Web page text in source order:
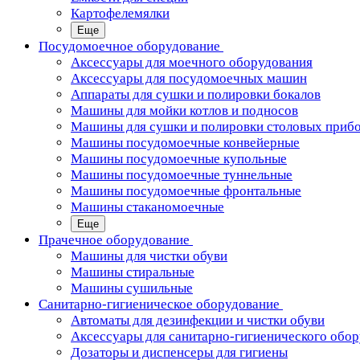
Картофелемялки
Еще
Посудомоечное оборудование
Аксессуары для моечного оборудования
Аксессуары для посудомоечных машин
Аппараты для сушки и полировки бокалов
Машины для мойки котлов и подносов
Машины для сушки и полировки столовых
Машины посудомоечные конвейерные
Машины посудомоечные купольные
Машины посудомоечные туннельные
Машины посудомоечные фронтальные
Машины стаканомоечные
Еще
Прачечное оборудование
Машины для чистки обуви
Машины стиральные
Машины сушильные
Санитарно-гигиеническое оборудование
Автоматы для дезинфекции и чистки обуви
Аксессуары для санитарно-гигиенического
Дозаторы и диспенсеры для гигиены